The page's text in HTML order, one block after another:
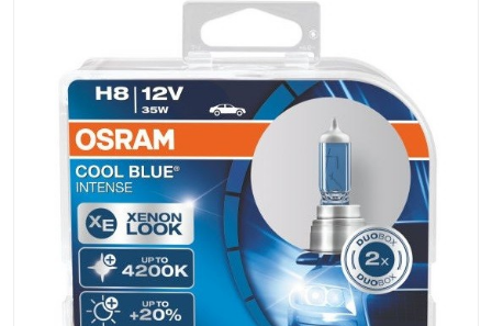
Otomobil Halojen Park Ampulü
Otomobil Led Park Ampulü
Otomobil Gösterge Ampulü
Halojen Off Road Rally Ampulü
Motosiklet Halojen Far Ampulü
Kamyon Halojen Far Ampulü